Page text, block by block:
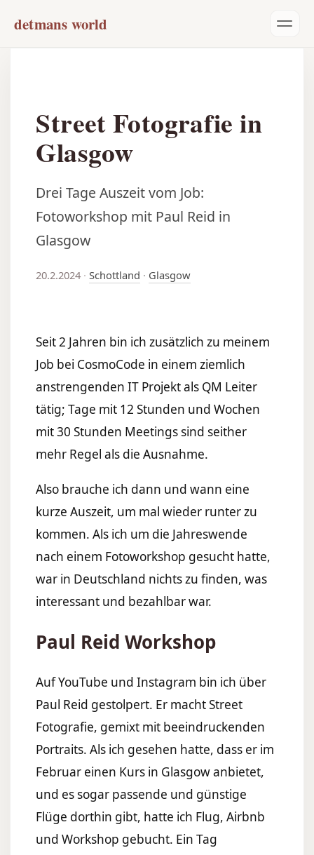
detmans world
Street Fotografie in
Glasgow
Drei Tage Auszeit vom Job:
Fotoworkshop mit Paul Reid in
Glasgow
20.2.2024 ·Schottland · Glasgow
Seit 2 Jahren bin ich zusätzlich zu meinem
Job bei CosmoCode in einem ziemlich
anstrengenden IT Projekt als QM Leiter
tätig; Tage mit 12 Stunden und Wochen
mit 30 Stunden Meetings sind seither
mehr Regel als die Ausnahme.
Also brauche ich dann und wann eine
kurze Auszeit, um mal wieder runter zu
kommen. Als ich um die Jahreswende
nach einem Fotoworkshop gesucht hatte,
war in Deutschland nichts zu finden, was
interessant und bezahlbar war.
Paul Reid Workshop
AufYouTube undInstagram bin ich über
Paul Reid gestolpert. Er macht Street
Fotografie, gemixt mit beeindruckenden
Portraits. Als ich gesehen hatte, dass er im
Februar einen Kurs in Glasgow anbietet,
und es sogar passende und günstige
Flüge dorthin gibt, hatte ich Flug, Airbnb
und Workshop gebucht. Ein Tag